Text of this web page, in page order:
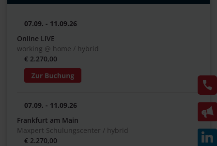
07.09. - 11.09.26
Online LIVE
working @ home / hybrid
€ 2.270,00
07.09. - 11.09.26
Frankfurt am Main
Maxpert Schulungscenter / hybrid
€ 2.270,00